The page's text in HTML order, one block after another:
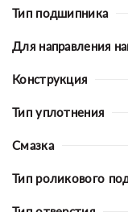
Тип подшипника
Для направления
Конструкция
Тип уплотнения
Смазка
Тип роликового